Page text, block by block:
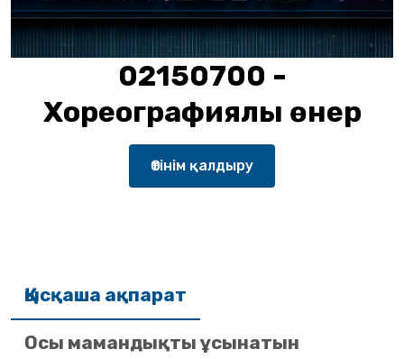
02150700 -
Хореографиялық өнер
Өтінім қалдыру
Қысқаша ақпарат
Осы мамандықты ұсынатын